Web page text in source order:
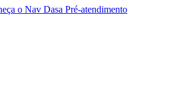
o Nav Dasa Pré-atendimento